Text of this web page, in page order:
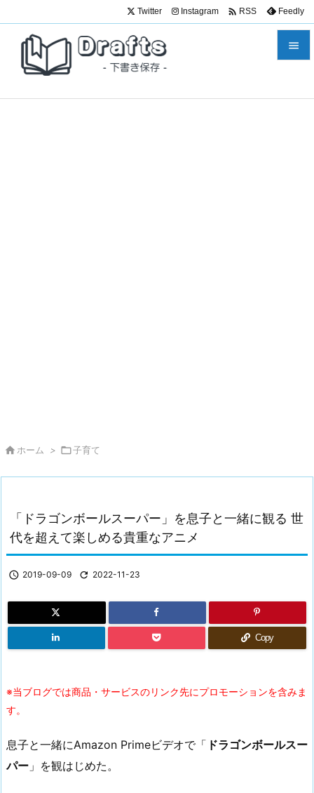

Twitter Instagram  RSS Feedly
 ホーム > 子育て
「ドラゴンボールスーパー」を息子と一緒に観る 世
代を超えて楽しめる貴重なアニメ
 2019-09-09  2022-11-23
Copy
※当ブログでは商品・サービスのリンク先にプロモーションを含みま
す。
息子と一緒にAmazon Primeビデオで「 ドラゴンボールスー
パー 」を観はじめた。